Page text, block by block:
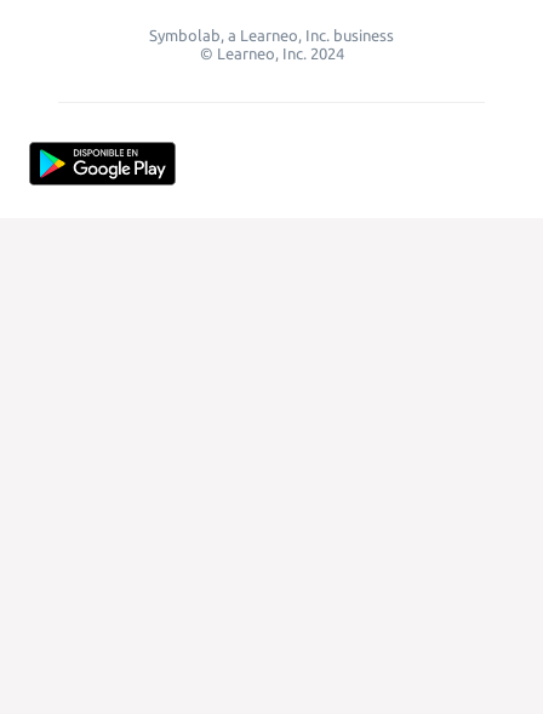
Symbolab, a Learneo, Inc. business
© Learneo, Inc. 2024